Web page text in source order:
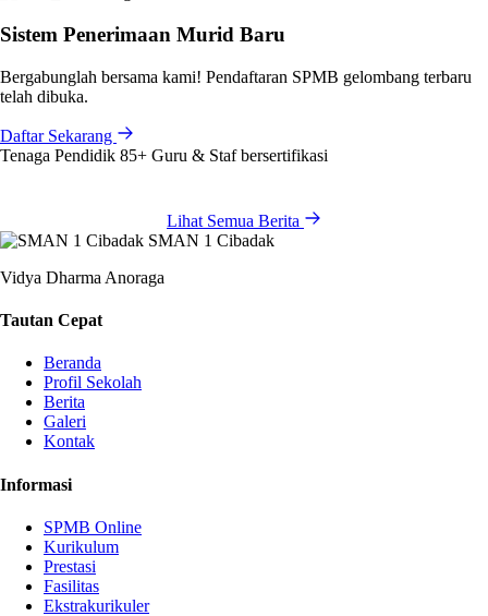
Sistem Penerimaan Murid Baru
Bergabunglah bersama kami! Pendaftaran SPMB gelombang terbaru
telah dibuka.
Daftar Sekarang
Tenaga Pendidik 85+ Guru & Staf bersertifikasi
Lihat Semua Berita
SMAN 1 Cibadak
Vidya Dharma Anoraga
Tautan Cepat
Beranda
Profil Sekolah
Berita
Galeri
Kontak
Informasi
SPMB Online
Kurikulum
Prestasi
Fasilitas
Ekstrakurikuler